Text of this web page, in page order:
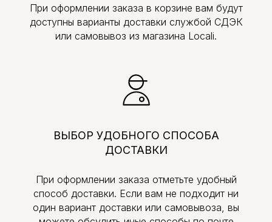
При оформлении заказа в корзине вам будут
доступны варианты доставки службой СДЭК
или самовывоз из магазина Locali.
ВЫБОР УДОБНОГО СПОСОБА
ДОСТАВКИ
При оформлении заказа отметьте удобный
способ доставки. Если вам не подходит ни
один вариант доставки или самовывоза, вы